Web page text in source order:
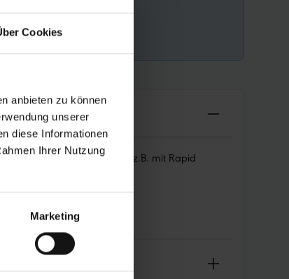
Cookies
anbieten zu können
unserer
diese Informationen
Ihrer Nutzung
Marketing
Vorderrad in Kombination z.B. mit Rapid